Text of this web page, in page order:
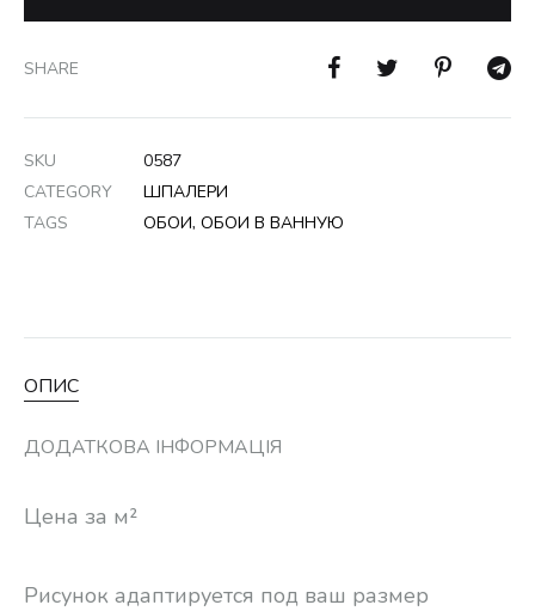
SHARE
SKU
0587
CATEGORY
ШПАЛЕРИ
TAGS
ОБОИ, ОБОИ В ВАННУЮ
ОПИС
ДОДАТКОВА ІНФОРМАЦІЯ
Цена за м²
Рисунок адаптируется под ваш размер